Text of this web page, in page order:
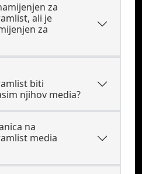
za
ali je
za
biti
njihov media?
na
media